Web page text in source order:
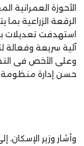
الأحوزة العمرانية
الرقعة الزراعية
استهدفت تعديلات
آلية سريعة وفعالة
وعلى الأخص فى
حسن إدارة منظومة
وأشار وزير